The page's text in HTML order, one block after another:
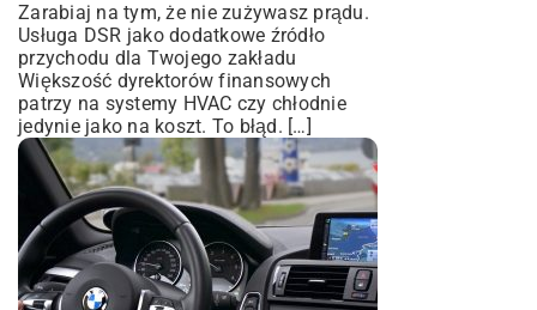
Zarabiaj na tym, że nie zużywasz prądu.
Usługa DSR jako dodatkowe źródło
przychodu dla Twojego zakładu
Większość dyrektorów finansowych
patrzy na systemy HVAC czy chłodnie
jedynie jako na koszt. To błąd. […]